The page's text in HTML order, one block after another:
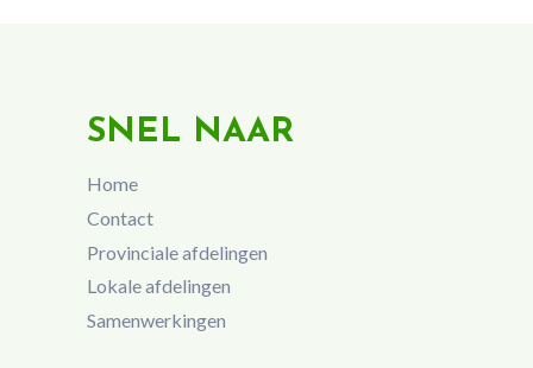
SNEL NAAR
Home
Contact
Provinciale afdelingen
Lokale afdelingen
Samenwerkingen